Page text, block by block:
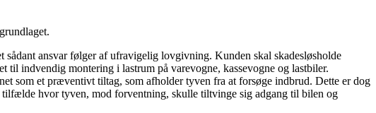
ansvar følger af ufravigelig lovgivning. Kunden skal skadesløsholde
indvendig montering i lastrum på varevogne, kassevogne og lastbiler.
som et præventivt tiltag, som afholder tyven fra at forsøge indbrud. Dette er dog
hvor tyven, mod forventning, skulle tiltvinge sig adgang til bilen og